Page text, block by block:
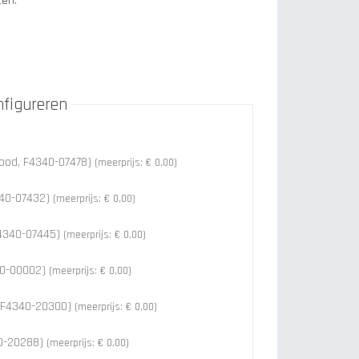
F4340-07478) (meerprijs: € 0,00)
07432) (meerprijs: € 0,00)
07445) (meerprijs: € 0,00)
00002) (meerprijs: € 0,00)
20300) (meerprijs: € 0,00)
20288) (meerprijs: € 0,00)